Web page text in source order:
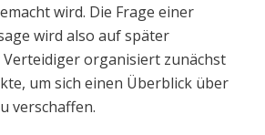
wird. Die Frage einer
wird also auf später
Verteidiger organisiert zunächst
um sich einen Überblick über
verschaffen.